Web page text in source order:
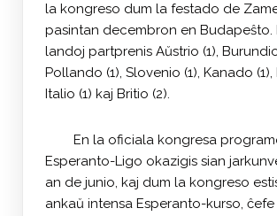
la kongreso dum la festado de
pasintan decembron en Budapeŝto.
landoj partprenis Aŭstrio (1), Burundio
Pollando (1), Slovenio (1), Kanado (1),
Italio (1) kaj Britio (2).
En la oficiala kongresa
Esperanto-Ligo okazigis sian
an de junio, kaj dum la kongreso
ankaŭ intensa Esperanto-kurso,